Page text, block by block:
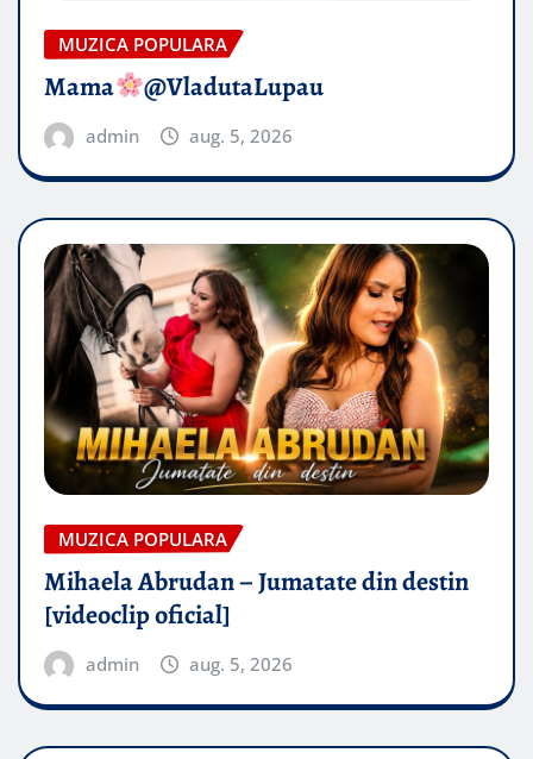
MUZICA POPULARA
Mama @VladutaLupau
admin aug. 5, 2026
MUZICA POPULARA
Mihaela Abrudan – Jumatate din destin
[videoclip oficial]
admin aug. 5, 2026